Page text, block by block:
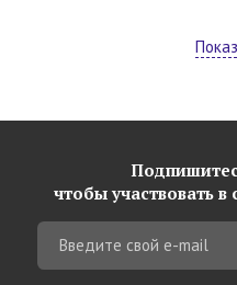
чтобы участвовать